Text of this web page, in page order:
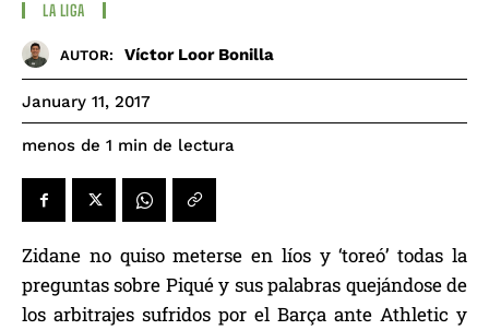
LA LIGA
AUTOR: Víctor Loor Bonilla
January 11, 2017
menos de 1 min de lectura
Zidane no quiso meterse en líos y ‘toreó’ todas la
preguntas sobre Piqué y sus palabras quejándose de
los arbitrajes sufridos por el Barça ante Athletic y